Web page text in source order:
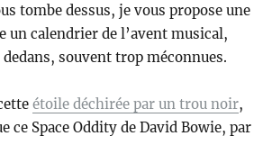
tombe dessus, je vous propose une
un calendrier de l’avent musical,
souvent trop méconnues.
étoile déchirée par un trou noir,
Space Oddity de David Bowie, par